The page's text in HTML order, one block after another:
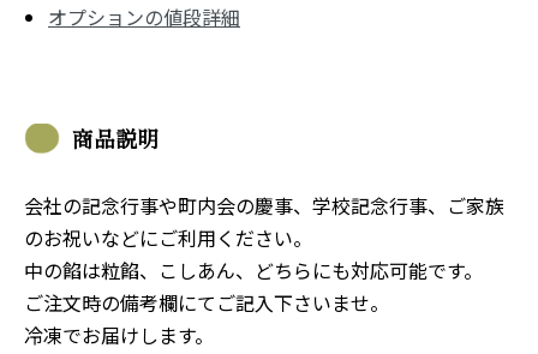
オプションの値段詳細
商品説明
会社の記念行事や町内会の慶事、学校記念行事、ご家族
のお祝いなどにご利用ください。
中の餡は粒餡、こしあん、どちらにも対応可能です。
ご注文時の備考欄にてご記入下さいませ。
冷凍でお届けします。